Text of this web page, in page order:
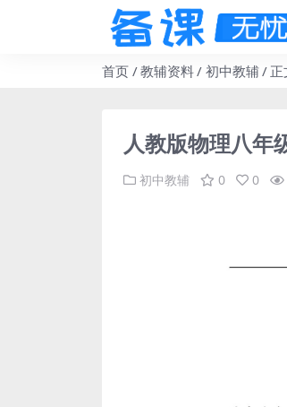
首页 教辅资料 初中教辅 正
人教版物理八年
初中教辅 0 0